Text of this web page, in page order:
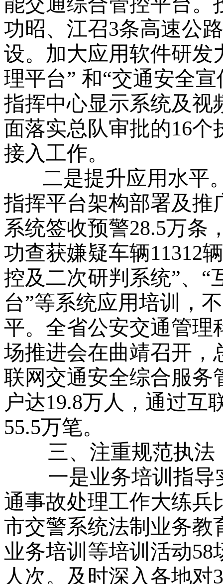
功昭、江召3条高速公
设。加大应用软件研发
理平台” 和“交通安全
指挥中心显示系统及视
面落实总队审批的16个
接入工作。
二是提升应用水平
指挥平台架构部署及推
系统签收预警28.5万条
功查获嫌疑车辆11312
控及二次研判系统”、“
台”等系统应用培训，
平。全省公安交通管理
场推进会在曲靖召开，
联网交通安全综合服务
户达19.8万人，通过互
55.5万笔。
三、注重规范执法
一是业务培训指导
通事故处理工作大练兵
市交警系统法制业务教
业务培训等培训活动58
人次。及时深入各地